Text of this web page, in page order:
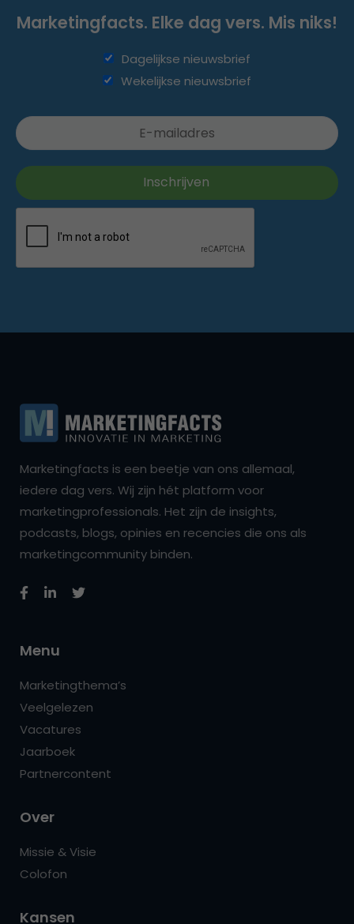
Marketingfacts. Elke dag vers. Mis niks!
Dagelijkse nieuwsbrief
Wekelijkse nieuwsbrief
Marketingfacts is een beetje van ons allemaal,
iedere dag vers. Wij zijn hét platform voor
marketingprofessionals. Het zijn de insights,
podcasts, blogs, opinies en recencies die ons als
marketingcommunity binden.
Menu
Marketingthema’s
Veelgelezen
Vacatures
Jaarboek
Partnercontent
Over
Missie & Visie
Colofon
Kansen